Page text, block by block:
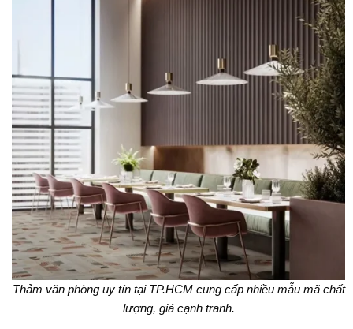
Thảm văn phòng uy tín tại TP.HCM cung cấp nhiều mẫu mã chất
lượng, giá cạnh tranh.